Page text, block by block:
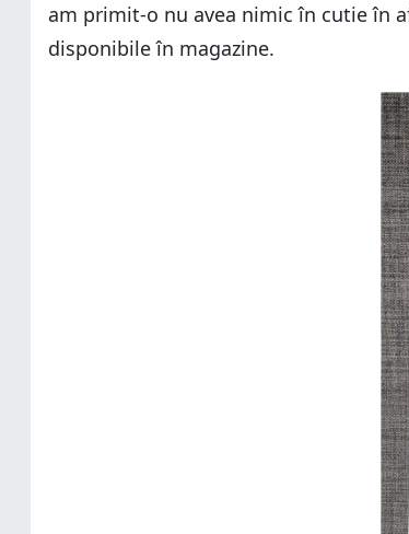
am primit-o nu avea nimic în cutie în
disponibile în magazine.